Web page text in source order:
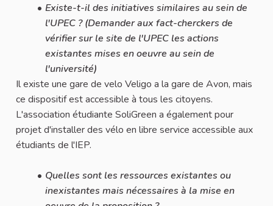
Existe-t-il des initiatives similaires au sein de
l'UPEC ? (Demander aux fact-cherckers de
vérifier sur le site de l'UPEC les actions
existantes mises en oeuvre au sein de
l'université)
Il existe une gare de velo Veligo a la gare de Avon, mais
ce dispositif est accessible à tous les citoyens.
L'association étudiante SoliGreen a également pour
projet d'installer des vélo en libre service accessible aux
étudiants de l'IEP.
Quelles sont les ressources existantes ou
inexistantes mais nécessaires à la mise en